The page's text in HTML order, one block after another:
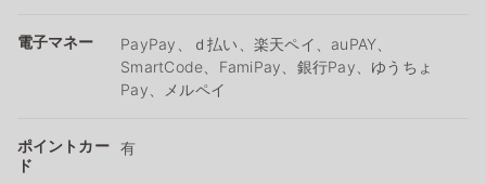
電子マネー
PayPay、ｄ払い、楽天ペイ、auPAY、
SmartCode、FamiPay、銀行Pay、ゆうちょ
Pay、メルペイ
ポイントカー
ド
有